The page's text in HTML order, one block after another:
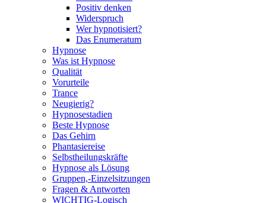
Positiv denken
Widerspruch
Wer hypnotisiert?
Das Enumeratum
Hypnose
Was ist Hypnose
Qualität
Vorurteile
Trance
Neugierig?
Hypnosestadien
Beste Hypnose
Das Gehirn
Phantasiereise
Selbstheilungskräfte
Hypnose als Lösung
Gruppen,-Einzelsitzungen
Fragen & Antworten
WICHTIG-Logisch